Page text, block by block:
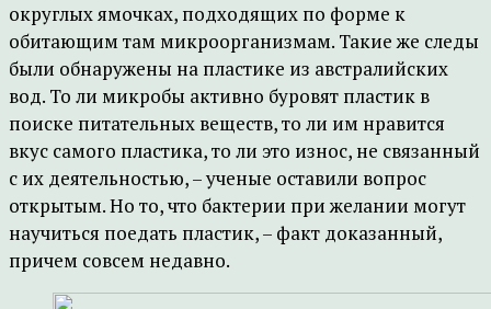
округлых ямочках, подходящих по форме к
обитающим там микроорганизмам. Такие же следы
были обнаружены на пластике из австралийских
вод. То ли микробы активно буровят пластик в
поиске питательных веществ, то ли им нравится
вкус самого пластика, то ли это износ, не связанный
с их деятельностью, – ученые оставили вопрос
открытым. Но то, что бактерии при желании могут
научиться поедать пластик, – факт доказанный,
причем совсем недавно.